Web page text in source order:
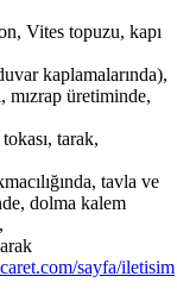
Vites topuzu, kapı
kaplamalarında),
üretiminde,
tarak,
tavla ve
dolma kalem
sayfa/iletisim